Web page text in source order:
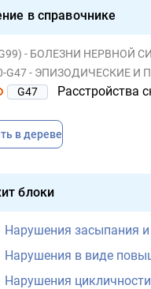
в справочнике
G99) - БОЛЕЗНИ НЕРВНОЙ
G47 - ЭПИЗОДИЧЕСКИЕ
G47
Расстройства
в дереве
блоки
Нарушения засыпания
Нарушения в виде
Нарушения